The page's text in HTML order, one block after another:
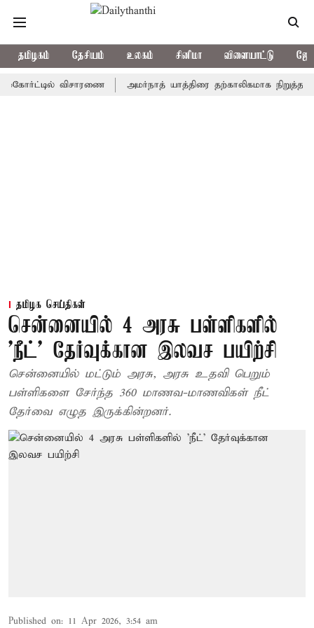
தமிழகம் தேசியம் உலகம் சினிமா விளையாட்டு
விசாரணை அமர்நாத் யாத்திரை தற்காலிகமாக நிறுத்தம்
தமிழக செய்திகள்
சென்னையில் 4 அரசு பள்ளிகளில்
'நீட்' தேர்வுக்கான இலவச பயிற்சி
சென்னையில் மட்டும் அரசு, அரசு உதவி பெறும்
பள்ளிகளை சேர்ந்த 360 மாணவ-மாணவிகள் நீட்
தேர்வை எழுத இருக்கின்றனர்.
Published on: 11 Apr 2026, 3:54 am